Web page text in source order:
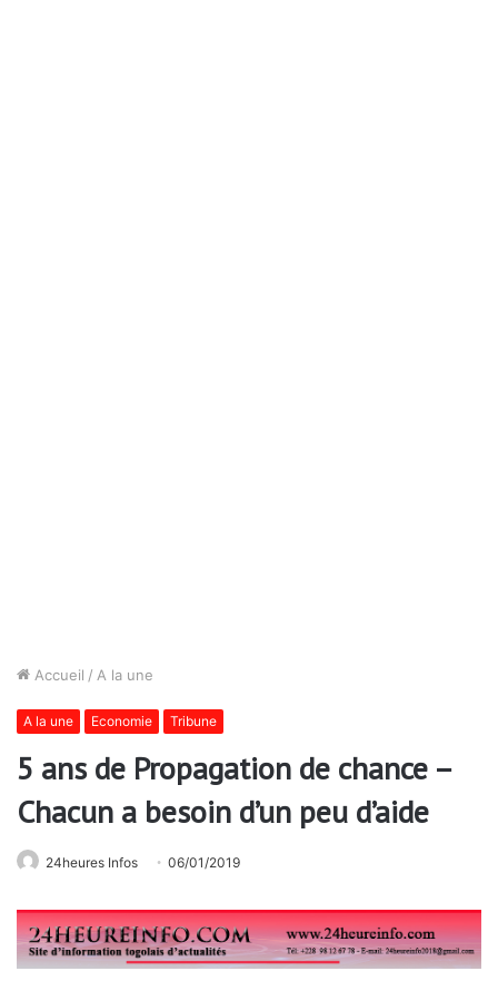
Accueil / A la une
A la une Economie Tribune
5 ans de Propagation de chance –
Chacun a besoin d’un peu d’aide
24heures Infos 06/01/2019